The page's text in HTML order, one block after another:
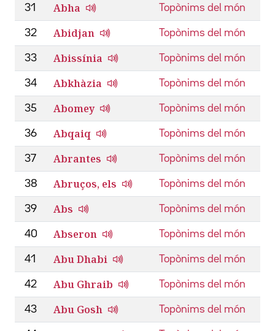
31 Abha Topònims del món
32 Abidjan Topònims del món
33 Abissínia Topònims del món
34 Abkhàzia Topònims del món
35 Abomey Topònims del món
36 Abqaiq Topònims del món
37 Abrantes Topònims del món
38 Abruços, els Topònims del món
39 Abs Topònims del món
40 Abseron Topònims del món
41 Abu Dhabi Topònims del món
42 Abu Ghraib Topònims del món
43 Abu Gosh Topònims del món